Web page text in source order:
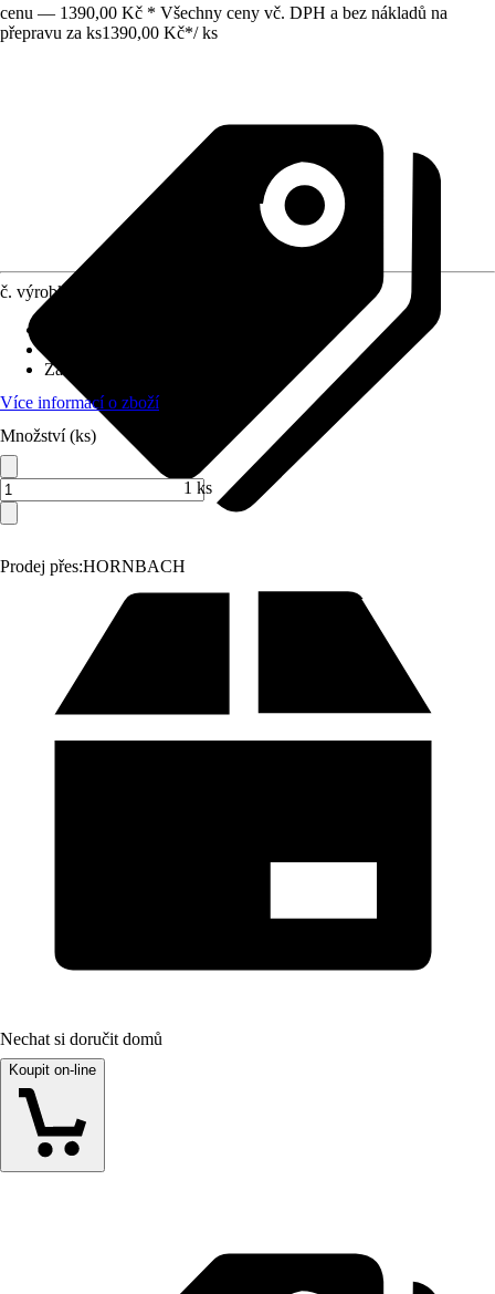
cenu — 1390,00 Kč * Všechny ceny vč. DPH a bez nákladů na
přepravu za ks1390,00 Kč*/ ks
Prodej přes:HORNBACH
č. výrobku
Základní barva
Více informací o zboží
Množství (ks)
1 ks
Nechat si doručit domů
Koupit on-line